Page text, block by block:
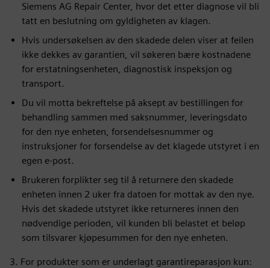
Siemens AG Repair Center, hvor det etter diagnose vil bli
tatt en beslutning om gyldigheten av klagen.
Hvis undersøkelsen av den skadede delen viser at feilen
ikke dekkes av garantien, vil søkeren bære kostnadene
for erstatningsenheten, diagnostisk inspeksjon og
transport.
Du vil motta bekreftelse på aksept av bestillingen for
behandling sammen med saksnummer, leveringsdato
for den nye enheten, forsendelsesnummer og
instruksjoner for forsendelse av det klagede utstyret i en
egen e-post.
Brukeren forplikter seg til å returnere den skadede
enheten innen 2 uker fra datoen for mottak av den nye.
Hvis det skadede utstyret ikke returneres innen den
nødvendige perioden, vil kunden bli belastet et beløp
som tilsvarer kjøpesummen for den nye enheten.
3. For produkter som er underlagt garantireparasjon kun: